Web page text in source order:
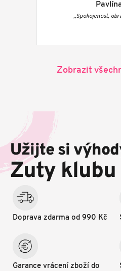
„Spokojenost,
Zobrazit
a
í
Užijte si
Zuty klubu
Doprava zdarma od 990 Kč
Garance vrácení zboží do